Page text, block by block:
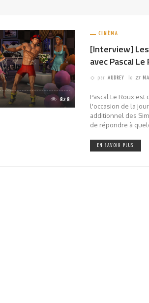
828
CINÉMA
[Interview]
avec Pascal Le
par AUDREY le 27
Pascal Le Roux est
l'occasion de la
additionnel des
de répondre à
EN SAVOIR PLUS